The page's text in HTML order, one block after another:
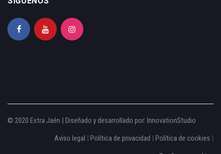
© 2020 Extra Jaén | Diseñado y desarrollado por: InnovationStudio
Aviso legal | Política de privacidad | Política de cookies |